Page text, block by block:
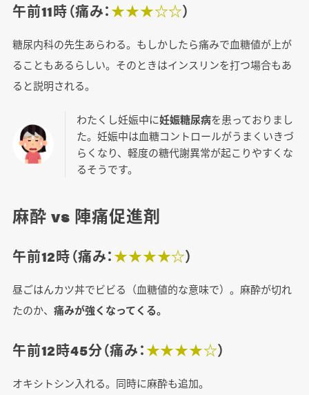
午前11時（痛み：★★★☆☆）
糖尿内科の先生あらわる。もしかしたら痛みで血糖値が上が
ることもあるらしい。そのときはインスリンを打つ場合もあ
ると説明される。
わたくし妊娠中に妊娠糖尿病を患っておりまし
た。妊娠中は血糖コントロールがうまくいきづ
らくなり、軽度の糖代謝異常が起こりやすくな
るそうです。
麻酔 vs 陣痛促進剤
午前12時（痛み：★★★★☆）
昼ごはんカツ丼でビビる（血糖値的な意味で）。麻酔が切れ
たのか、 痛みが強くなってくる。
午前12時45分（痛み：★★★★☆）
オキシトシン入れる。同時に麻酔も追加。